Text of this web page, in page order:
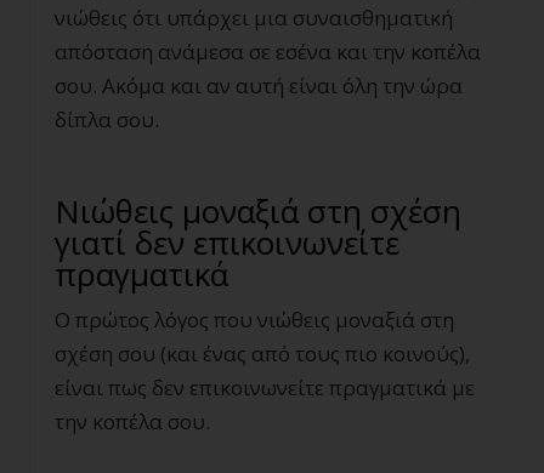
νιώθεις ότι υπάρχει μια συναισθηματική
απόσταση ανάμεσα σε εσένα και την κοπέλα
σου. Ακόμα και αν αυτή είναι όλη την ώρα
δίπλα σου.
Νιώθεις μοναξιά στη σχέση
γιατί δεν επικοινωνείτε
πραγματικά
Ο πρώτος λόγος που νιώθεις μοναξιά στη
σχέση σου (και ένας από τους πιο κοινούς),
είναι πως δεν επικοινωνείτε πραγματικά με
την κοπέλα σου.